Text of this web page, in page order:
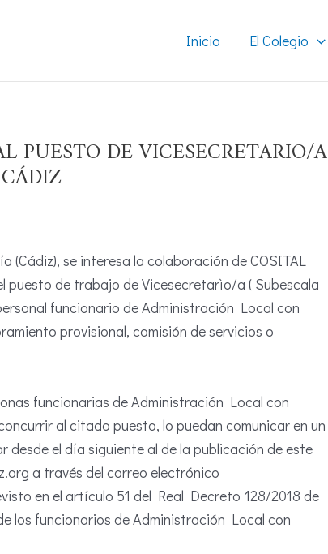
Inicio El Colegio
PUESTO DE VICESECRETARIO/A
se interesa la colaboración de COSITAL
de trabajo de Vicesecretarìo/a ( Subescala
funcionario de Administración Local con
provisional, comisión de servicios o
funcionarias de Administración Local con
al citado puesto, lo puedan comunicar en un
el día siguiente al de la publicación de este
a través del correo electrónico
en el artículo 51 del Real Decreto 128/2018 de
los funcionarios de Administración Local con